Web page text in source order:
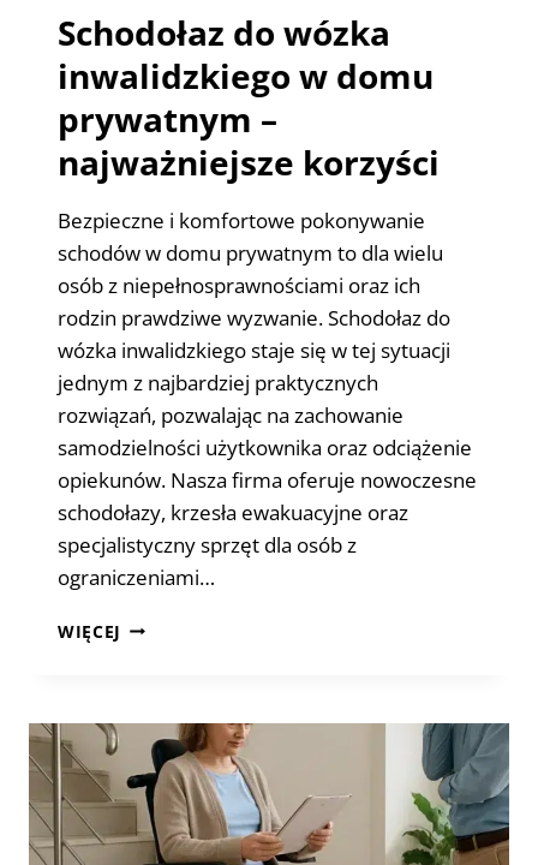
Schodołaz do wózka
inwalidzkiego w domu
prywatnym –
najważniejsze korzyści
Bezpieczne i komfortowe pokonywanie
schodów w domu prywatnym to dla wielu
osób z niepełnosprawnościami oraz ich
rodzin prawdziwe wyzwanie. Schodołaz do
wózka inwalidzkiego staje się w tej sytuacji
jednym z najbardziej praktycznych
rozwiązań, pozwalając na zachowanie
samodzielności użytkownika oraz odciążenie
opiekunów. Nasza firma oferuje nowoczesne
schodołazy, krzesła ewakuacyjne oraz
specjalistyczny sprzęt dla osób z
ograniczeniami…
WIĘCEJ SCHODOŁAZ
W
DOMU
PRYWATNYM
–
NAJWAŻNIEJSZE
KORZYŚCI